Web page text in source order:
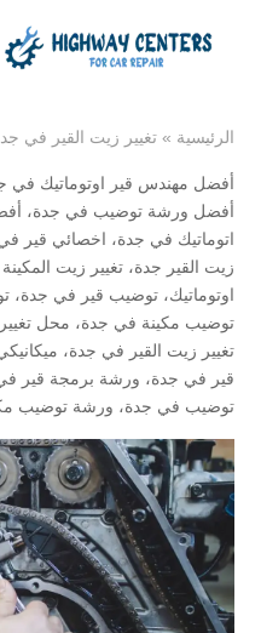
الرئيسية » تغيير زيت القير في
أفضل مهندس قير اوتوماتيك في
أفضل ورشة توضيب في جدة،
اتوماتيك في جدة، اخصائي قير
زيت القير جدة، تغيير زيت
اوتوماتيك، توضيب قير في جدة،
توضيب مكينة في جدة، محل
تغيير زيت القير في جدة،
قير في جدة، ورشة برمجة قير
توضيب في جدة، ورشة توضيب